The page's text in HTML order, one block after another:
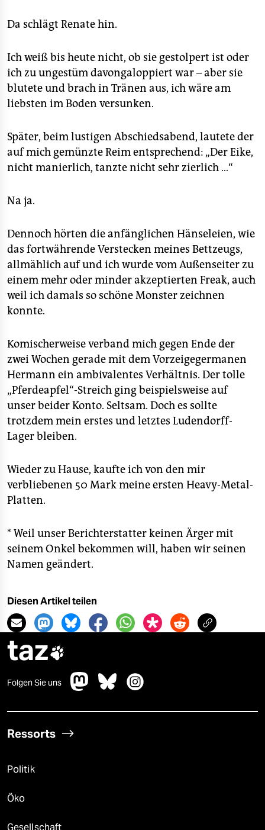
Da schlägt Renate hin.
Ich weiß bis heute nicht, ob sie gestolpert ist oder
ich zu ungestüm davongaloppiert war – aber sie
blutete und brach in Tränen aus, ich wäre am
liebsten im Boden versunken.
Später, beim lustigen Abschiedsabend, lautete der
auf mich gemünzte Reim entsprechend: „Der Eike,
nicht manierlich, tanzte nicht sehr zierlich …“
Na ja.
Dennoch hörten die anfänglichen Hänseleien, wie
das fortwährende Verstecken meines Bettzeugs,
allmählich auf und ich wurde vom Außenseiter zu
einem mehr oder minder akzeptierten Freak, auch
weil ich damals so schöne Monster zeichnen
konnte.
Komischerweise verband mich gegen Ende der
zwei Wochen gerade mit dem Vorzeigegermanen
Hermann ein ambivalentes Verhältnis. Der tolle
„Pferdeapfel“-Streich ging beispielsweise auf
unser beider Konto. Seltsam. Doch es sollte
trotzdem mein erstes und letztes Ludendorff-
Lager bleiben.
Wieder zu Hause, kaufte ich von den mir
verbliebenen 50 Mark meine ersten Heavy-Metal-
Platten.
* Weil unser Berichterstatter keinen Ärger mit
seinem Onkel bekommen will, haben wir seinen
Namen geändert.
Diesen Artikel teilen
taz
Folgen Sie uns
Ressorts
Politik
Öko
Gesellschaft